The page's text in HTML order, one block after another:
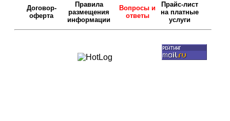
Договор-
оферта
Правила
размещения
информации
Вопросы и
ответы
Прайс-лист
на платные
услуги